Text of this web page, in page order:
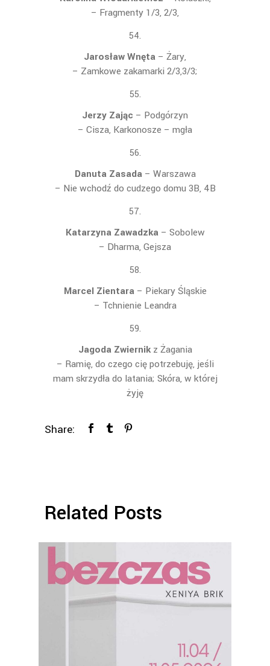
– Fragmenty 1/3, 2/3,
Jarosław Wnęta – Żary,
– Zamkowe zakamarki 2/3,3/3;
Jerzy Zając – Podgórzyn
– Cisza, Karkonosze – mgła
Danuta Zasada– Warszawa
– Nie wchodź do cudzego domu 3B, 4B
Katarzyna Zawadzka– Sobolew
– Dharma, Gejsza
Marcel Zientara– Piekary Śląskie
– Tchnienie Leandra
Jagoda Zwiernikz Żagania
– Ramię, do czego cię potrzebuję, jeśli
mam skrzydła do latania; Skóra, w której
żyję
Share:
Related Posts